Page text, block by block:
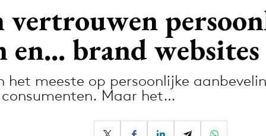
Media
Merkstrategie
PR
vertrouwen
en... brand websites
het meeste op persoonlijke
Maar het…